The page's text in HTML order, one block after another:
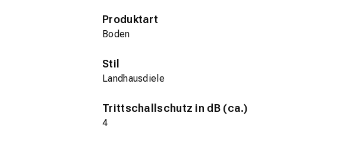
Produktart
Boden
Stil
Landhausdiele
Trittschallschutz in dB (ca.)
4